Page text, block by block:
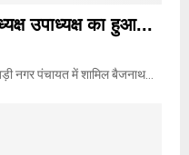
उपाध्यक्ष का हुआ...
पंचायत में शामिल बैजनाथ...